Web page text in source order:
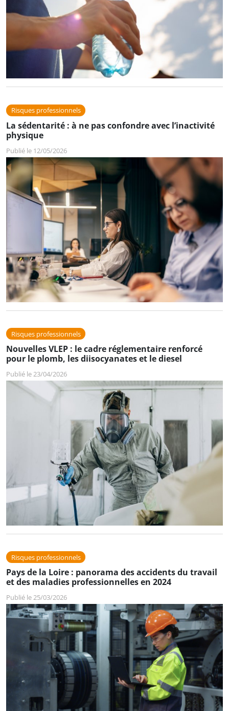
Risques professionnels
La sédentarité : à ne pas confondre avec l’inactivité
physique
Publié le 12/05/2026
Risques professionnels
Nouvelles VLEP : le cadre réglementaire renforcé
pour le plomb, les diisocyanates et le diesel
Publié le 23/04/2026
Risques professionnels
Pays de la Loire : panorama des accidents du travail
et des maladies professionnelles en 2024
Publié le 25/03/2026